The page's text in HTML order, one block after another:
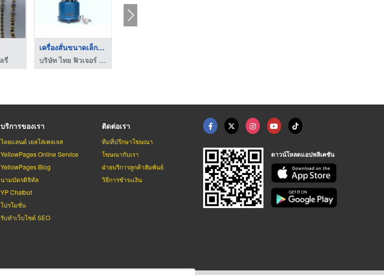
จี้เพชร
กุ๊กกิ๊ก จิวเวลรี่
บริการของเรา
ไทยแลนด์ เยลโล่เพจเจส
YellowPages Online Service
YellowPages Blog
นามบัตรดิจิทัล
YP Chatbot
โปรโมชั่น
รับทำเว็บไซต์ SEO
ติดต่อเรา
ทีมที่ปรึกษาโฆษณา
โฆษณากับเรา
ฝ่ายบริการลูกค้าสัมพันธ์
วิธีการชำระเงิน
ดาวน์โหลดแอปพลิเคชัน